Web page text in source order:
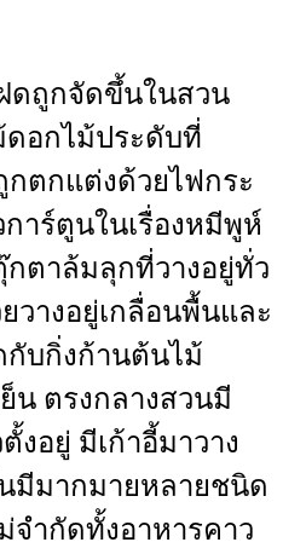
ดถูกจัดขึ้นในสวน
อกไม้ประดับที่
กตกแต่งด้วยไฟกระ
าร์ตูนในเรื่องหมีพูห์
ตาล้มลุกที่วางอยู่ทั่ว
วางอยู่เกลื่อนพื้นและ
บกิ่งก้านต้นไม้
น ตรงกลางสวนมี
งอยู่ มีเก้าอี้มาวาง
มีมากมายหลายชนิด
จำกัดทั้งอาหารคาว